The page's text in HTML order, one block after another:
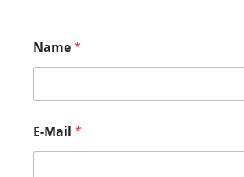
-
M
i
H
i
n
Name*
E-Mail*